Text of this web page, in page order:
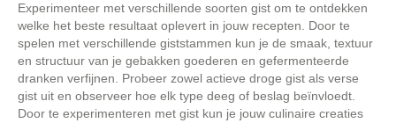
Experimenteer met verschillende soorten gist om te ontdekken
welke het beste resultaat oplevert in jouw recepten. Door te
spelen met verschillende giststammen kun je de smaak, textuur
en structuur van je gebakken goederen en gefermenteerde
dranken verfijnen. Probeer zowel actieve droge gist als verse
gist uit en observeer hoe elk type deeg of beslag beïnvloedt.
Door te experimenteren met gist kun je jouw culinaire creaties